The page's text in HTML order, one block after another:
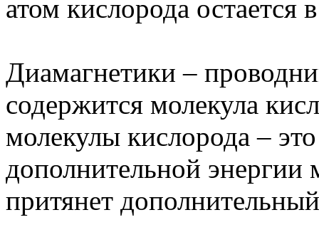
атом кислорода остается
Диамагнетики –
содержится молекула
молекулы кислорода –
дополнительной энергии
притянет